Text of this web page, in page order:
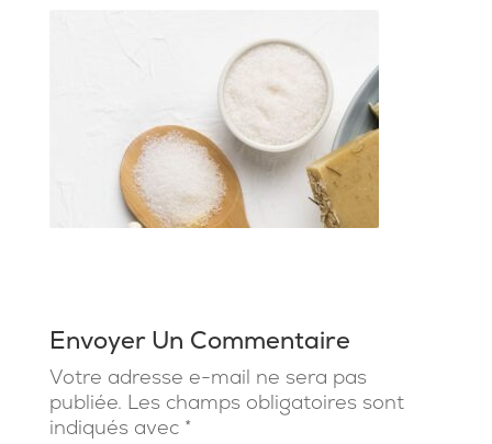
Envoyer Un Commentaire
Votre adresse e-mail ne sera pas
publiée. Les champs obligatoires sont
indiqués avec *